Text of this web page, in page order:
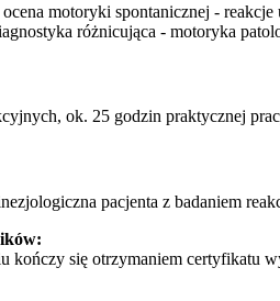
ocena motoryki spontanicznej -
różnicująca - motoryka
ok. 25 godzin praktycznej
pacjenta z badaniem
kończy się otrzymaniem certyfikatu